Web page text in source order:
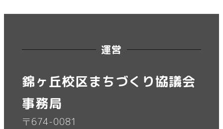
運営
錦ヶ丘校区まちづくり協議会
事務局
〒674-0081